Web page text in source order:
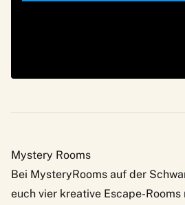
Mystery Rooms
Bei MysteryRooms auf der
euch vier kreative Escape-